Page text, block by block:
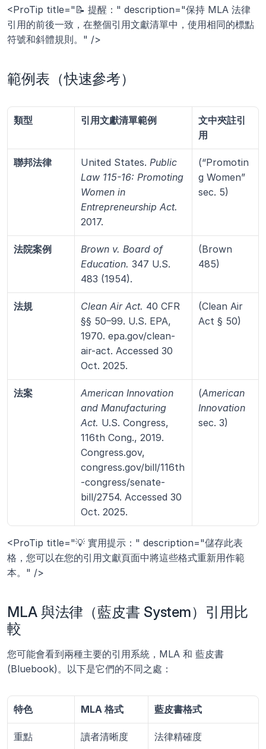
<ProTip title="📝 提醒：" description="保持 MLA 法律
引用的前後一致，在整個引用文獻清單中，使用相同的標點
符號和斜體規則。" />
範例表（快速參考）
類型 引用文獻清單範例
文中夾註引
用
聯邦法律 United States. Public
Law 115-16: Promoting
Women in
Entrepreneurship Act.
2017.
(“Promotin
g Women”
sec. 5)
法院案例
Brown v. Board of
Education. 347 U.S.
483 (1954).
(Brown
485)
法規 Clean Air Act. 40 CFR
§§ 50–99. U.S. EPA,
1970. epa.gov/clean-
air-act. Accessed 30
Oct. 2025.
(Clean Air
Act § 50)
法案
American Innovation
and Manufacturing
Act. U.S. Congress,
116th Cong., 2019.
Congress.gov,
congress.gov/bill/116th
-congress/senate-
bill/2754. Accessed 30
Oct. 2025.
(American
Innovation
sec. 3)
<ProTip title="💡 實用提示：" description="儲存此表
格，您可以在您的引用文獻頁面中將這些格式重新用作範
本。" />
MLA 與法律（藍皮書 System）引用比
較
您可能會看到兩種主要的引用系統，MLA 和 藍皮書
(Bluebook)。以下是它們的不同之處：
特色 MLA 格式 藍皮書格式
重點 讀者清晰度 法律精確度